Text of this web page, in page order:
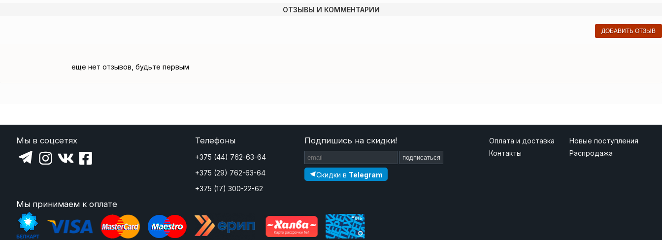
ОТЗЫВЫ И КОММЕНТАРИИ
ДОБАВИТЬ ОТЗЫВ
еще нет отзывов, будьте первым
Мы в соцсетях Телефоны
+375 (44) 762-63-64
+375 (29) 762-63-64
+375 (17) 300-22-62
Подпишись на скидки!
подписаться
Скидки в Telegram
Оплата и доставка
Контакты
Новые поступления
Распродажа
Мы принимаем к оплате